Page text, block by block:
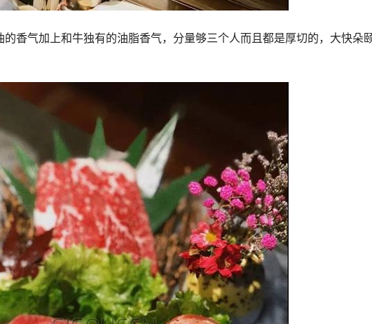
香气加上和牛独有的油脂香气，分量够三个人而且都是厚切的，大快朵